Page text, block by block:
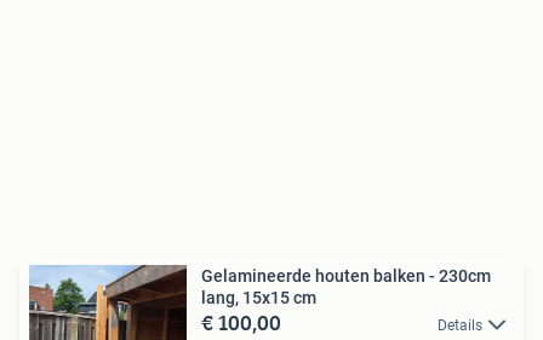
Gelamineerde houten balken - 230cm
lang, 15x15 cm
€ 100,00 Details